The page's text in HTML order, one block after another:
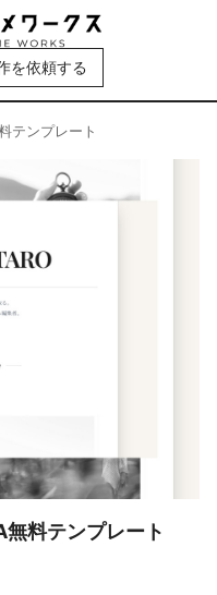
を依頼する
テンプレート
無料テンプレート